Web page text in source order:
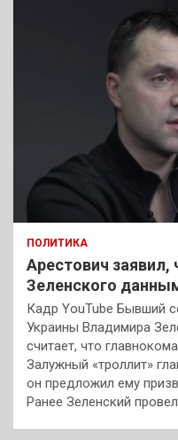
ПОЛИТИКА
Арестович
Зеленского
Кадр YouTube Бывший
Украины Владимира
считает, что
Залужный «троллит»
он предложил ему
Ранее Зеленский